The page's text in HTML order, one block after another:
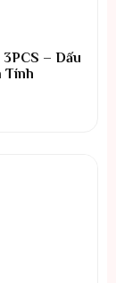
– Dấu
Tính